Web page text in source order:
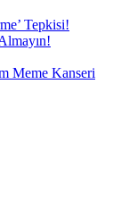
Tepkisi!
Meme Kanseri